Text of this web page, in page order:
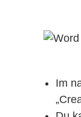
Im